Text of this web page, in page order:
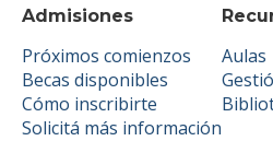
Admisiones
Próximos comienzos
Becas disponibles
Cómo inscribirte
Solicitá más información
Aulas